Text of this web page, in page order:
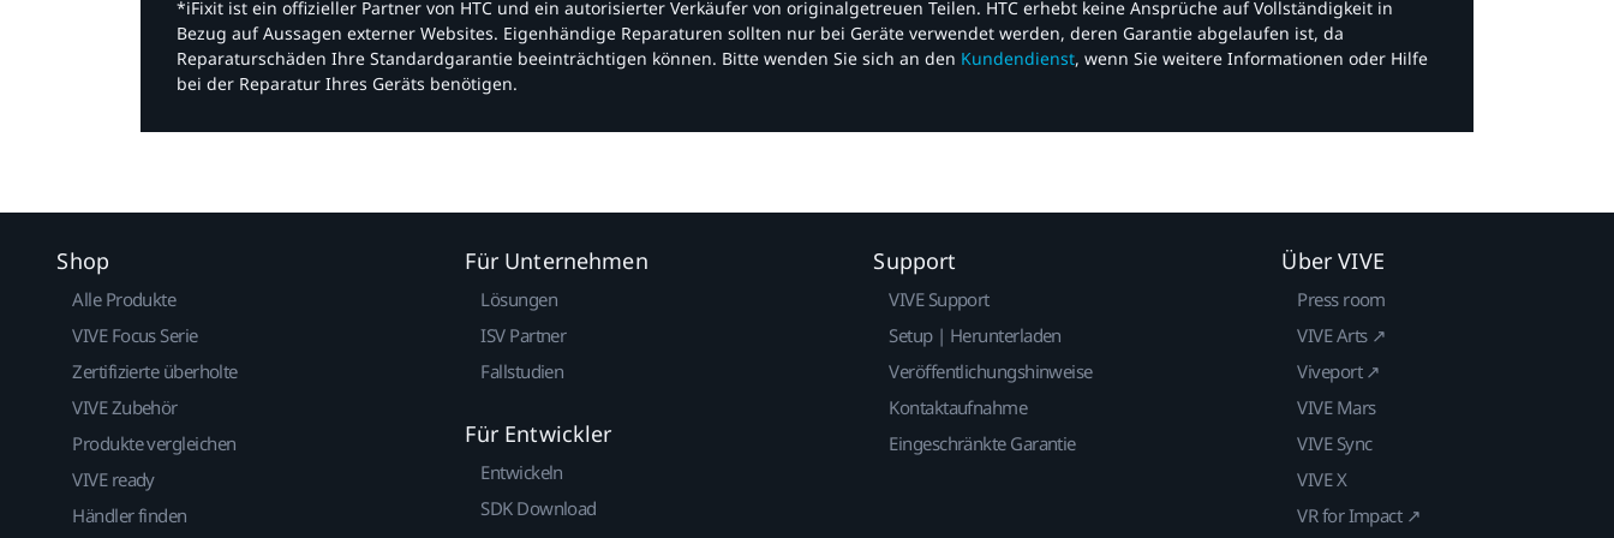
*iFixit ist ein offizieller Partner von HTC und ein autorisierter Verkäufer von originalgetreuen Teilen. HTC erhebt keine Ansprüche auf Vollständigkeit in
Bezug auf Aussagen externer Websites. Eigenhändige Reparaturen sollten nur bei Geräte verwendet werden, deren Garantie abgelaufen ist, da
Reparaturschäden Ihre Standardgarantie beeinträchtigen können. Bitte wenden Sie sich an den Kundendienst, wenn Sie weitere Informationen oder Hilfe
bei der Reparatur Ihres Geräts benötigen.​
Shop
Alle Produkte
VIVE Focus Serie
Zertifizierte überholte
VIVE Zubehör
Produkte vergleichen
VIVE ready
Händler finden
Für Unternehmen
Lösungen
ISV Partner
Fallstudien
Für Entwickler
Entwickeln
SDK Download
Support
VIVE Support
Setup | Herunterladen
Veröffentlichungshinweise
Kontaktaufnahme
Eingeschränkte Garantie
Über VIVE
Press room
VIVE Arts ↗
Viveport ↗
VIVE Mars
VIVE Sync
VIVE X
VR for Impact ↗